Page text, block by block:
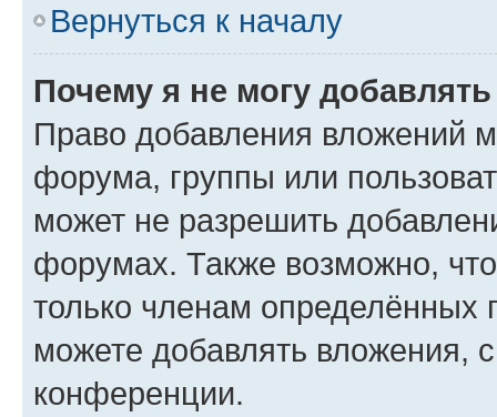
Вернуться к началу
Почему я не могу
Право добавления вложений
форума, группы или
может не разрешить
форумах. Также возможно,
только членам определённых
можете добавлять вложения,
конференции.